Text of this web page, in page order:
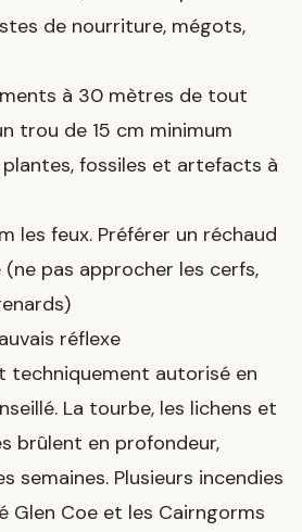
de nourriture, mégots,
à 30 mètres de tout
trou de 15 cm minimum
plantes, fossiles et artefacts à
les feux. Préférer un réchaud
(ne pas approcher les cerfs,
réflexe
techniquement autorisé en
La tourbe, les lichens et
brûlent en profondeur,
semaines. Plusieurs incendies
Glen Coe et les Cairngorms